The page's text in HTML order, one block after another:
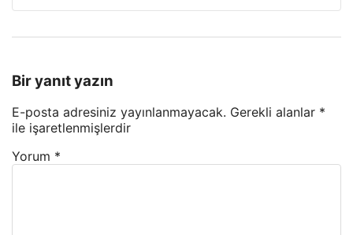
Bir yanıt yazın
E-posta adresiniz yayınlanmayacak. Gerekli alanlar *
ile işaretlenmişlerdir
Yorum *